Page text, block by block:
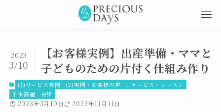
【お客様実例】出産準備・ママと
子どものための片付く仕組み作り
2023
3/10
(1)サービス実例 (2)実例・お客様の声
1.サービス・レッスン
子供部屋
谷歩
2023年3月10日 2023年11月11日